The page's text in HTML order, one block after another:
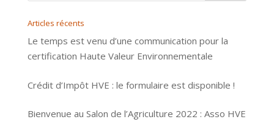
Articles récents
Le temps est venu d’une communication pour la
certification Haute Valeur Environnementale
Crédit d’Impôt HVE : le formulaire est disponible !
Bienvenue au Salon de l’Agriculture 2022 : Asso HVE